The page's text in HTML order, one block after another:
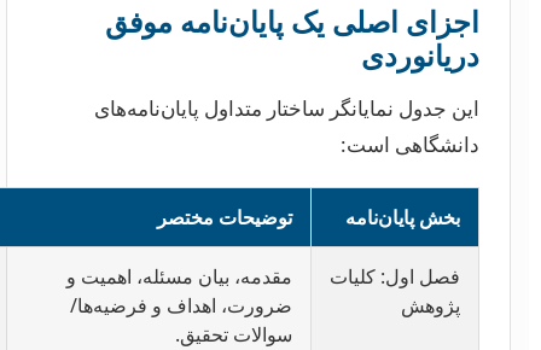
اجزای اصلی یک پایان‌نامه موفق
دریانوردی
این جدول نمایانگر ساختار متداول پایان‌نامه‌های
دانشگاهی است:
بخش پایان‌نامه توضیحات مختصر
فصل اول: کلیات
پژوهش
مقدمه، بیان مسئله، اهمیت و
ضرورت، اهداف و فرضیه‌ها/
سوالات تحقیق.